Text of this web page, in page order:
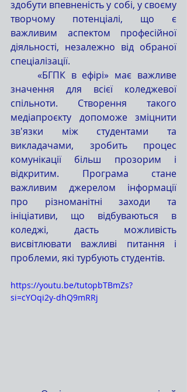
здобути впевненість у собі, у своєму
творчому потенціалі, що є
важливим аспектом професійної
діяльності, незалежно від обраної
спеціалізації.
значення для всієї коледжевої
спільноти. Створення такого
медіапроєкту допоможе зміцнити
зв'язки між студентами та
викладачами, зробить процес
комунікації більш прозорим і
відкритим. Програма стане
важливим джерелом інформації
про різноманітні заходи та
ініціативи, що відбуваються в
коледжі, дасть можливість
висвітлювати важливі питання і
проблеми, які турбують студентів.
https://youtu.be/tutopbTBmZs?
si=cYOqi2y-dhQ9mRRj